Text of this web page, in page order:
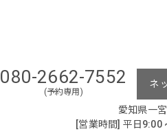
080-2662-7552
(予約専用)
ネ
愛知県一
[営業時間] 平日